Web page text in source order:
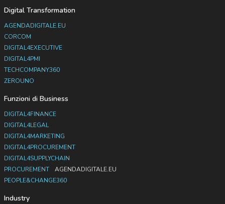
Digital Transformation
AGENDADIGITALE.EU
CORCOM
DIGITAL4EXECUTIVE
DIGITAL4PMI
TECHCOMPANY360
ZEROUNO
Funzioni di Business
DIGITAL4FINANCE
DIGITAL4LEGAL
DIGITAL4MARKETING
DIGITAL4PROCUREMENT
DIGITAL4SUPPLYCHAIN
PROCUREMENT
AGENDADIGITALE.EU
PEOPLE&CHANGE360
Industry